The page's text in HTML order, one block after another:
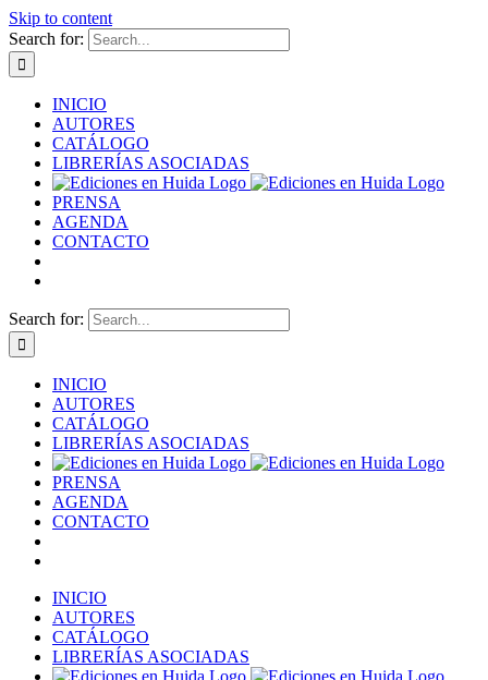
Skip to content
Search for:
INICIO
AUTORES
CATÁLOGO
LIBRERÍAS ASOCIADAS
PRENSA
AGENDA
CONTACTO
Search for:
INICIO
AUTORES
CATÁLOGO
LIBRERÍAS ASOCIADAS
PRENSA
AGENDA
CONTACTO
INICIO
AUTORES
CATÁLOGO
LIBRERÍAS ASOCIADAS